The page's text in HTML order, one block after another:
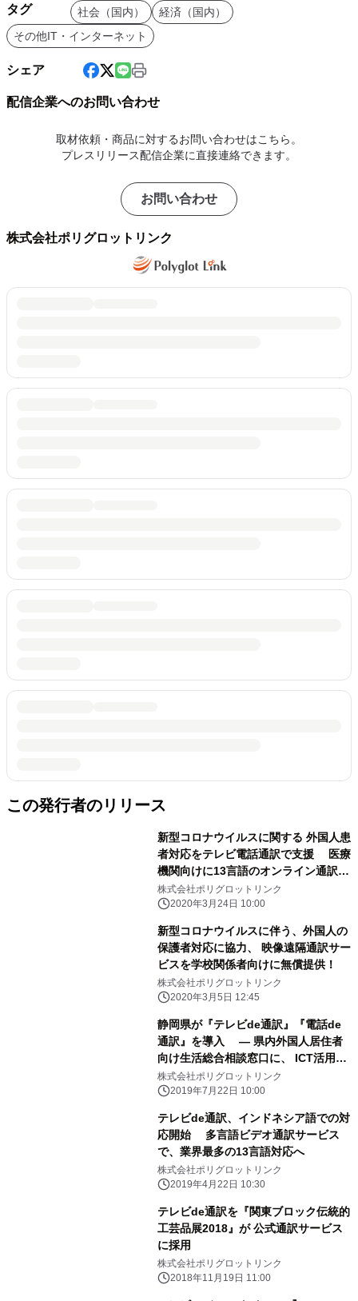
タグ 社会（国内）
経済（国内）
その他IT・インターネット
シェア
配信企業へのお問い合わせ
取材依頼・商品に対するお問い合わせはこちら。
プレスリリース配信企業に直接連絡できます。
お問い合わせ
株式会社ポリグロットリンク
この発行者のリリース
新型コロナウイルスに関する 外国人患
者対応をテレビ電話通訳で支援 医療
機関向けに13言語のオンライン通訳を
無償提供開始
株式会社ポリグロットリンク
2020年3月24日 10:00
新型コロナウイルスに伴う、外国人の
保護者対応に協力、 映像遠隔通訳サー
ビスを学校関係者向けに無償提供！
株式会社ポリグロットリンク
2020年3月5日 12:45
静岡県が『テレビde通訳』『電話de
通訳』を導入 ― 県内外国人居住者
向け生活総合相談窓口に、 ICT活用に
よる通訳サービス活用 ―
株式会社ポリグロットリンク
2019年7月22日 10:00
テレビde通訳、インドネシア語での対
応開始 多言語ビデオ通訳サービス
で、業界最多の13言語対応へ
株式会社ポリグロットリンク
2019年4月22日 10:30
テレビde通訳を『関東ブロック伝統的
工芸品展2018』が 公式通訳サービス
に採用
株式会社ポリグロットリンク
2018年11月19日 11:00